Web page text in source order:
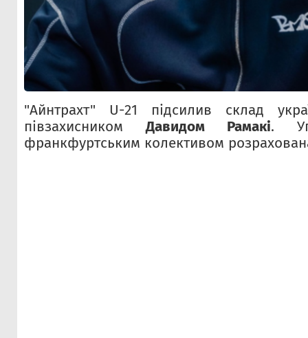
"Айнтрахт" U-21 підсилив склад
півзахисникомДавидом Рамакі.
франкфуртським колективом